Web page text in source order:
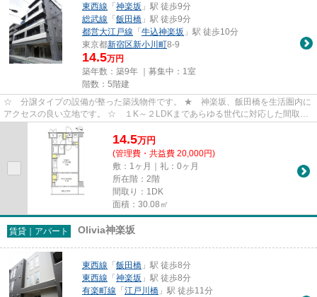
東西線 「 神楽坂 」駅 徒歩9分
総武線 「 飯田橋 」駅 徒歩9分
都営大江戸線 「 牛込神楽坂 」駅 徒歩10分
東京都新宿区新小川町8-9
14.5万円
築年数：築9年 ｜募集中： 1室
階数：5階建
☆ 分譲タイプの設備が整った築浅物件です。 ★ 神楽坂、飯田橋を生活圏内に
アクセスの良い立地です。 ☆ １K～２LDKまであらゆる世代に対応した間取り
14.5万円
(管理費・共益費 20,000円)
敷：1ヶ月｜礼：0ヶ月
所在階：2階
間取り：1DK
面積：30.08㎡
賃貸｜アパート Olivia神楽坂
東西線 「 飯田橋 」駅 徒歩8分
東西線 「 神楽坂 」駅 徒歩8分
有楽町線 「 江戸川橋 」駅 徒歩11分